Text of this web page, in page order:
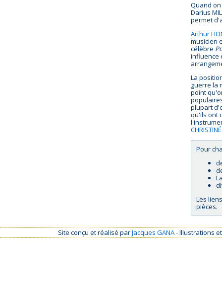
Quand
Darius
permet
Arthur
musicien
célèbre
influence
La
guerre la
point
plupart
qu'ils ont
CHRISTINÉ
Pour
Les
pièces.
Site conçu et réalisé parJacques GANA- Illustrations